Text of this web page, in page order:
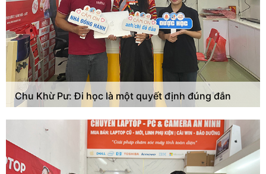
Chu Khừ Pư: Đi học là một quyết định đúng đắn